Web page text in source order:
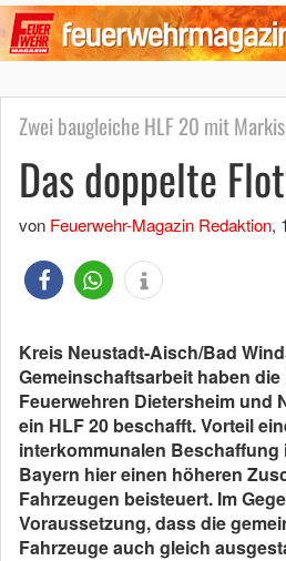
Zwei baugleiche HLF 20 mit
Das doppelte
von Feuerwehr-Magazin Redaktion,
Kreis Neustadt-Aisch/Bad
Gemeinschaftsarbeit haben
Feuerwehren Dietersheim und
ein HLF 20 beschafft. Vorteil
interkommunalen Beschaffung
Bayern hier einen höheren
Fahrzeugen beisteuert. Im
Voraussetzung, dass die
Fahrzeuge auch gleich